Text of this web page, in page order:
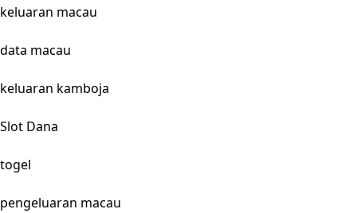
keluaran macau
data macau
keluaran kamboja
Slot Dana
togel
pengeluaran macau